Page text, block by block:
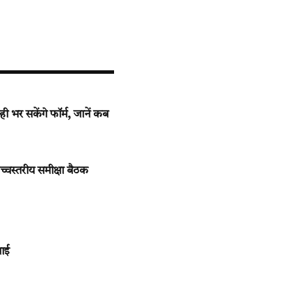
भर सकेंगे फॉर्म, जानें कब
समीक्षा बैठक